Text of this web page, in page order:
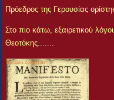
Πρόεδρος της Γερουσίας
Στο πιο κάτω, εξαιρετικού
Θεοτόκης.......